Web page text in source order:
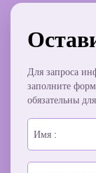
Для запроса
заполните
обязательны